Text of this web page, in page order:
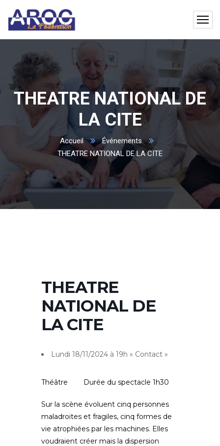
THEATRE NATIONAL DE
LA CITE
Accueil
Événements
THEATRE NATIONAL DE LA CITE
THEATRE
NATIONAL DE
LA CITE
Lundi 18/11/2024 à 19h « Contact »
Théâtre Durée du spectacle 1h30
Sur la scène évoluent cinq personnes
maladroites et fragiles, cinq formes de
vie atrophiées par les machines. Elles
voudraient créer mais la dispersion